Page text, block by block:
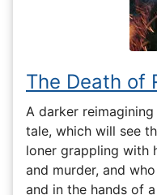
The Death of
A darker
tale, which will see
loner grappling with
and murder, and
and in the hands of